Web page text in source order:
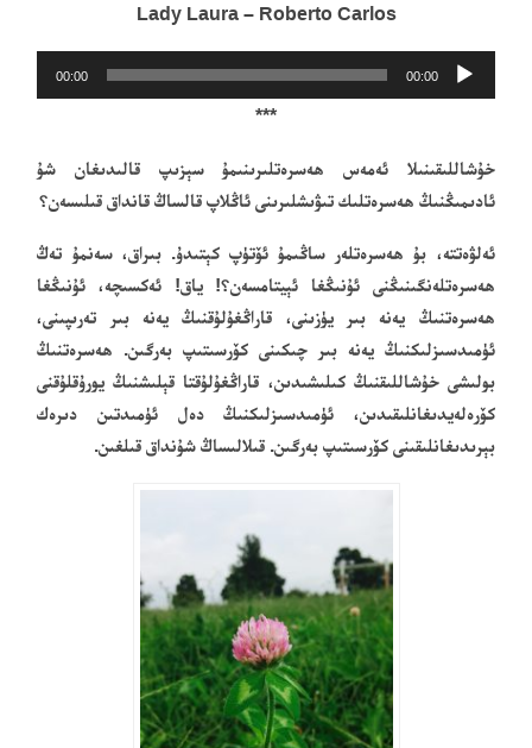
Lady Laura – Roberto Carlos
قويغۇچ
00:00
00:00
***
خۇشاللىقىنىلا ئەمەس ھەسرەتلىرىنىمۇ سېزىپ قالىدىغان شۇ
ئادىمىڭنىڭ ھەسرەتلىك تىۋىشلىرىنى ئاڭلاپ قالساڭ قانداق قىلىسەن؟
ئەلۋەتتە، بۇ ھەسرەتلەر ساڭىمۇ ئۆتۈپ كېتىدۇ. بىراق، سەنمۇ تەڭ
ھەسرەتلەنگىنىڭنى ئۇنىڭغا ئېيتامسەن؟! ياق! ئەكسىچە، ئۇنىڭغا
ھەسرەتنىڭ يەنە بىر يۈزىنى، قاراڭغۇلۇقنىڭ يەنە بىر تەرىپىنى،
ئۈمىدسىزلىكنىڭ يەنە بىر چىكىنى كۆرسىتىپ بەرگىن. ھەسرەتنىڭ
بولىشى خۇشاللىقنىڭ كىلىشىدىن، قاراڭغۇلۇقتا قېلىشنىڭ يورۇقلۇقنى
كۆرەلەيدىغانلىقىدىن، ئۈمىدسىزلىكنىڭ دەل ئۈمىدتىن دىرەك
بېرىدىغانلىقىنى كۆرسىتىپ بەرگىن. قىلالىساڭ شۇنداق قىلغىن.